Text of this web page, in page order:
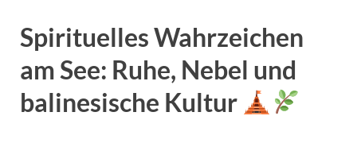
Spirituelles Wahrzeichen
am See: Ruhe, Nebel und
balinesische Kultur